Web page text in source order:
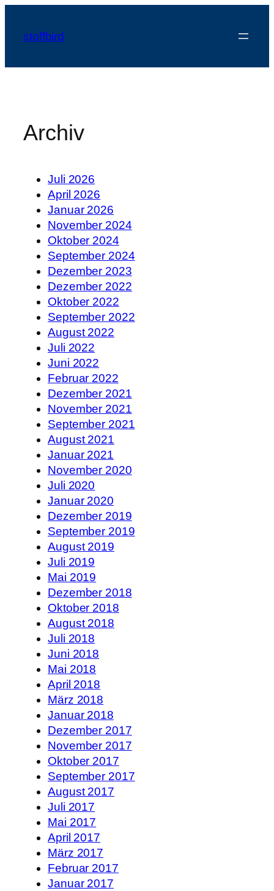
springen
stoffbird
Archiv
Juli 2026
April 2026
Januar 2026
November 2024
Oktober 2024
September 2024
Dezember 2023
Dezember 2022
Oktober 2022
September 2022
August 2022
Juli 2022
Juni 2022
Februar 2022
Dezember 2021
November 2021
September 2021
August 2021
Januar 2021
November 2020
Juli 2020
Januar 2020
Dezember 2019
September 2019
August 2019
Juli 2019
Mai 2019
Dezember 2018
Oktober 2018
August 2018
Juli 2018
Juni 2018
Mai 2018
April 2018
März 2018
Januar 2018
Dezember 2017
November 2017
Oktober 2017
September 2017
August 2017
Juli 2017
Mai 2017
April 2017
März 2017
Februar 2017
Januar 2017